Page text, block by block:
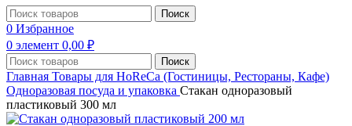
Поиск
0 Избранное
0 элемент 0,00 ₽
Поиск
Главная Товары для HoReCa (Гостиницы, Рестораны, Кафе)
Одноразовая посуда и упаковка Стакан одноразовый
пластиковый 300 мл